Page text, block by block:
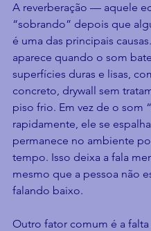
A reverberação — aquele
“sobrando” depois que
é uma das principais
aparece quando o som
superfícies duras e lisas,
concreto, drywall sem
piso frio. Em vez de o som
rapidamente, ele se
permanece no ambiente
tempo. Isso deixa a fala
mesmo que a pessoa não
falando baixo.
Outro fator comum é a falta